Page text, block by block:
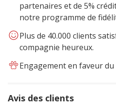
partenaires et de 5%
notre programme de
Plus de 40.000 clients
compagnie heureux.
Engagement en faveur
Avis des clients